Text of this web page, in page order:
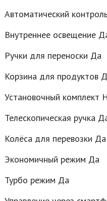
Автоматический
Внутреннее освещение
Ручки для переноски Да
Корзина для продуктов
Установочный комплект
Телескопическая ручка
Колёса для перевозки Да
Экономичный режим Да
Турбо режим Да